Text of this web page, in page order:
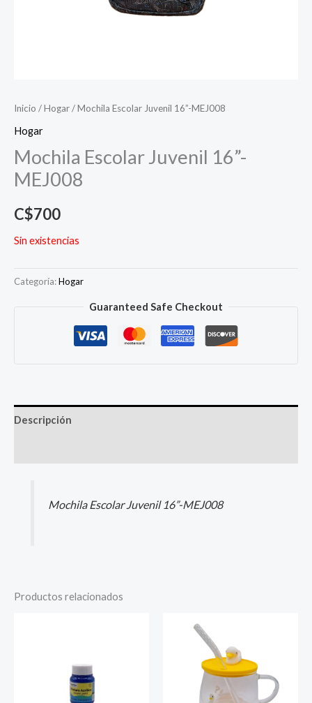
Inicio /Hogar/ Mochila Escolar Juvenil 16”-MEJ008
Hogar
Mochila Escolar Juvenil 16”-
MEJ008
C$700
Sin existencias
Categoría:Hogar
Guaranteed Safe Checkout
Descripción
Mochila Escolar Juvenil 16”-MEJ008
Productos relacionados